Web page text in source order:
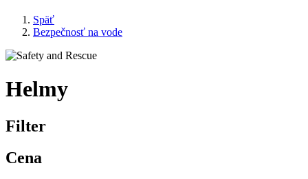
Späť
Bezpečnosť na vode
Helmy
Filter
Cena